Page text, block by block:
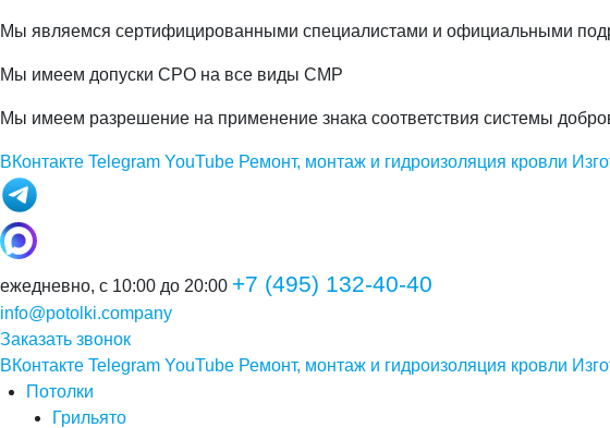
Мы являемся сертифицированными специалистами и официальными
Мы имеем допуски СРО на все виды СМР
Мы имеем разрешение на применение знака соответствия системы
ВКонтакте Telegram YouTube Ремонт, монтаж и гидроизоляция кровли
ежедневно, с 10:00 до 20:00 +7 (495) 132-40-40
info@potolki.company
Заказать звонок
ВКонтакте Telegram YouTube Ремонт, монтаж и гидроизоляция кровли
Потолки
Грильято